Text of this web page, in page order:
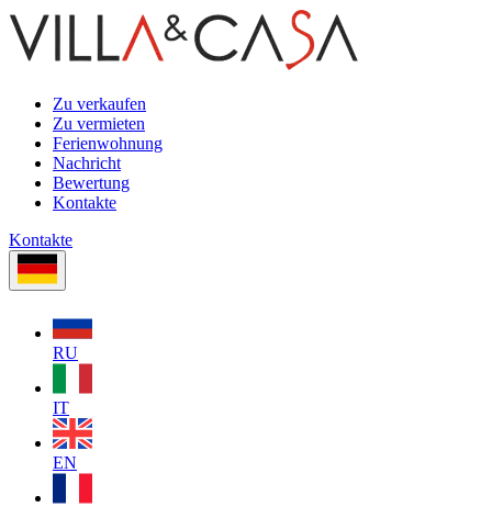
Zu verkaufen
Zu vermieten
Ferienwohnung
Nachricht
Bewertung
Kontakte
Kontakte
RU
IT
EN